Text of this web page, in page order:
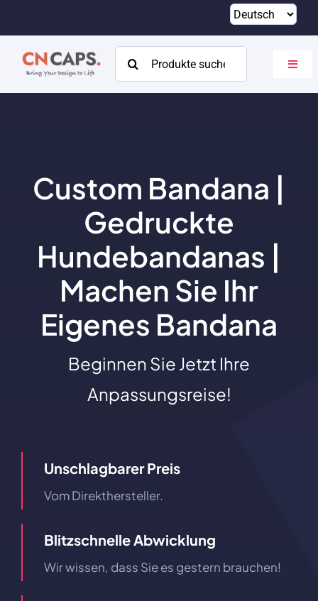
springen
Suchen
nach:
Katalog
Ressourcen
Custom Bandana |
Gedruckte
Hundebandanas |
Machen Sie Ihr
Eigenes Bandana
Beginnen Sie Jetzt Ihre
Anpassungsreise!
Unschlagbarer Preis
Vom Direkthersteller.
Blitzschnelle Abwicklung
Wir wissen, dass Sie es gestern brauchen!